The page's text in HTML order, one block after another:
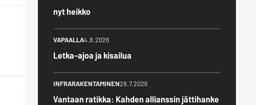
nyt heikko
VAPAALLA4.8.2026
Letka-ajoa ja kisailua
INFRARAKENTAMINEN28.7.2026
Vantaan ratikka: Kahden allianssin jättihanke